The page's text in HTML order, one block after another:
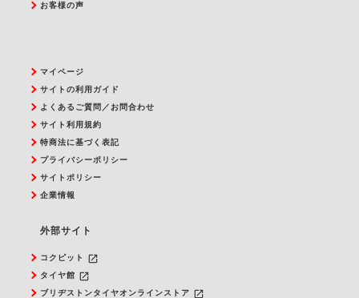
お客様の声
マイページ
サイトの利用ガイド
よくあるご質問／お問合わせ
サイト利用規約
特商法に基づく表記
プライバシーポリシー
サイトポリシー
企業情報
外部サイト
コクピット launch
タイヤ館 launch
ブリヂストンタイヤオンラインストア launch